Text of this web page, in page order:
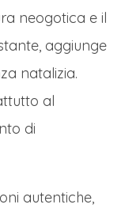
neogotica e il
aggiunge
natalizia.
al
di
autentiche,